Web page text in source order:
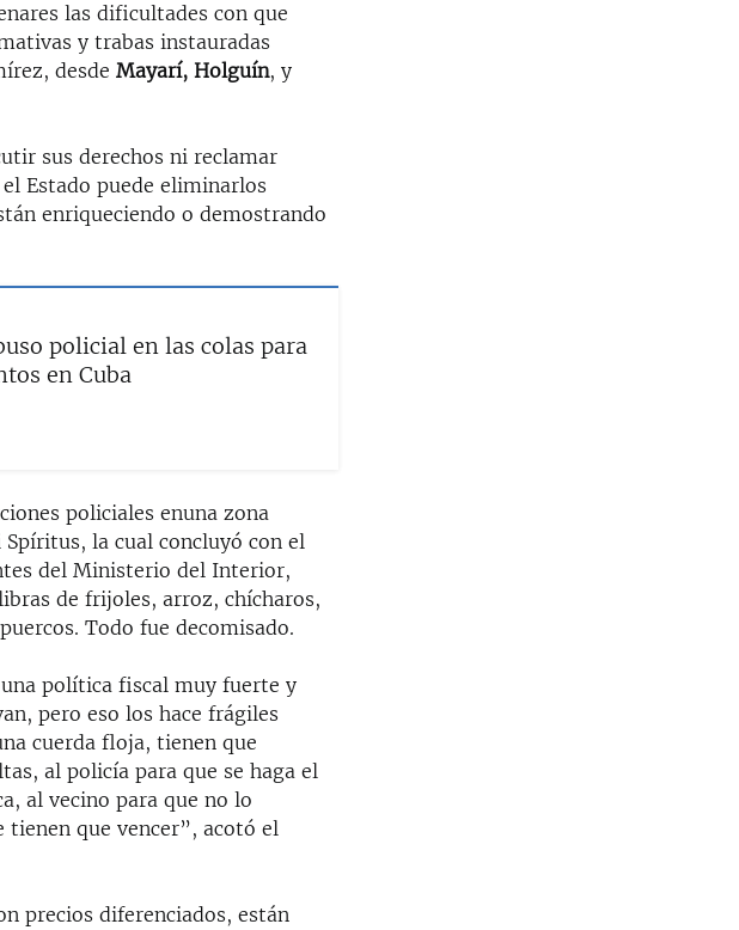
las dificultades con que
y trabas instauradas
desdeMayarí, Holguín, y
sus derechos ni reclamar
Estado puede eliminarlos
enriqueciendo o demostrando
policial en las colas para
en Cuba
policiales enuna zona
la cual concluyó con el
del Ministerio del Interior,
de frijoles, arroz, chícharos,
Todo fue decomisado.
política fiscal muy fuerte y
pero eso los hace frágiles
cuerda floja, tienen que
al policía para que se haga el
al vecino para que no lo
que vencer”, acotó el
precios diferenciados, están